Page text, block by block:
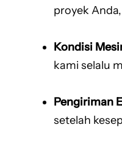
proyek
Kondisi
kami selalu
Pengiriman
setelah